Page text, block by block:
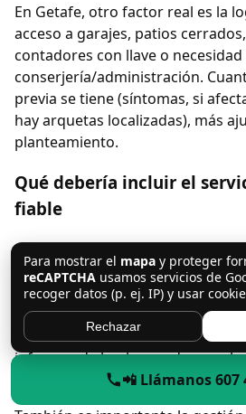
En Getafe, otro factor real es la
acceso a garajes, patios
contadores con llave o
conserjería/administración.
previa se tiene (síntomas, si
hay arquetas localizadas), más
planteamiento.
Qué debería incluir el
fiable
Un servicio serio incluye
descarga, confirmación de flujo
recomendación concreta para
ejemplo, limpieza completa del
“abrir paso” solo). Si se usa
informar de lo observado con
problema y qué opciones existen.
📲 Llámanos 607
Para mostrar el mapa y proteger
reCAPTCHA usamos servicios de
recoger datos (p. ej. IP) y usar
Rechazar